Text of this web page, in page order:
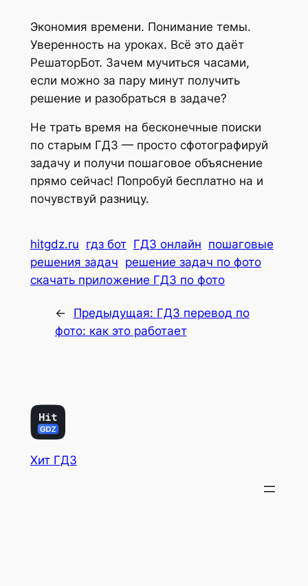
Экономия времени. Понимание темы.
Уверенность на уроках. Всё это даёт
РешаторБот. Зачем мучиться часами,
если можно за пару минут получить
решение и разобраться в задаче?
Не трать время на бесконечные поиски
по старым ГДЗ — просто сфотографируй
задачу и получи пошаговое объяснение
прямо сейчас! Попробуй бесплатно на и
почувствуй разницу.
hitgdz.ru гдз бот ГДЗ онлайн пошаговые
решения задач решение задач по фото
скачать приложение ГДЗ по фото
← Предыдущая: ГДЗ перевод по
фото: как это работает
Хит ГДЗ